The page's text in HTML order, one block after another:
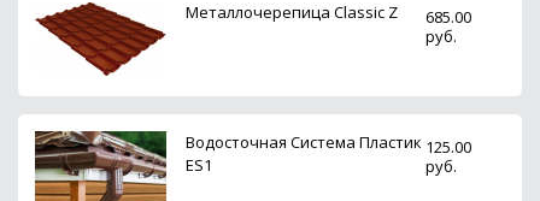
Металлочерепица Classic Z
685.00
руб.
Водосточная Система Пластик
ES1
125.00
руб.